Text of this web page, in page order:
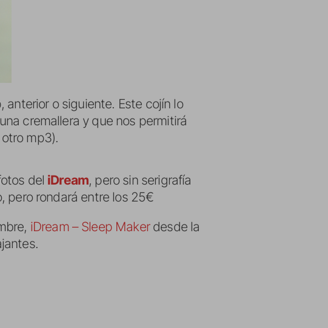
o siguiente. Este cojín lo
cremallera y que nos permitirá
mp3).
del iDream, pero sin serigrafía
pero rondará entre los 25€
iDream – Sleep Makerdesde la